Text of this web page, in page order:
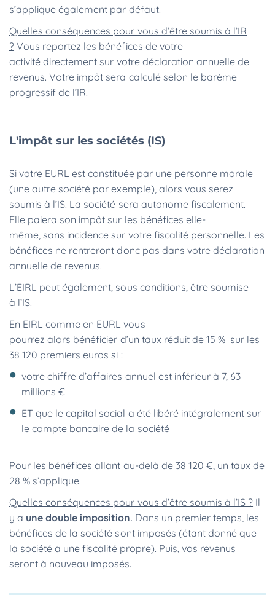
s’applique également par défaut.
Quelles conséquences pour vous d’être soumis à l’IR
? Vous reportez les bénéfices de votre
activité directement sur votre déclaration annuelle de
revenus. Votre impôt sera calculé selon le barème
progressif de l’IR.
L'impôt sur les sociétés (IS)
Si votre EURL est constituée par une personne morale
(une autre société par exemple), alors vous serez
soumis à l’IS. La société sera autonome fiscalement.
Elle paiera son impôt sur les bénéfices elle-
même, sans incidence sur votre fiscalité personnelle. Les
bénéfices ne rentreront donc pas dans votre déclaration
annuelle de revenus.
L’EIRL peut également, sous conditions, être soumise
à l’IS.
En EIRL comme en EURL vous
pourrez alors bénéficier d’un taux réduit de 15 % sur les
38 120 premiers euros si :
votre chiffre d’affaires annuel est inférieur à 7, 63
millions €
ET que le capital social a été libéré intégralement sur
le compte bancaire de la société
Pour les bénéfices allant au-delà de 38 120 €, un taux de
28 % s’applique.
Quelles conséquences pour vous d’être soumis à l’IS ? Il
y a une double imposition. Dans un premier temps, les
bénéfices de la société sont imposés (étant donné que
la société a une fiscalité propre). Puis, vos revenus
seront à nouveau imposés.